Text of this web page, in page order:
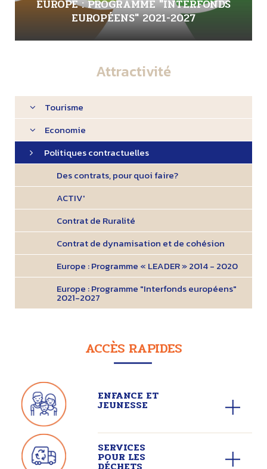
EUROPE : PROGRAMME "INTERFONDS
EUROPÉENS" 2021-2027
Attractivité
Tourisme
Economie
Politiques contractuelles
Des contrats, pour quoi faire?
ACTIV'
Contrat de Ruralité
Contrat de dynamisation et de cohésion
Europe : Programme « LEADER » 2014 - 2020
Europe : Programme "Interfonds européens"
2021-2027
ACCÈS RAPIDES
ENFANCE ET
JEUNESSE
SERVICES
POUR LES